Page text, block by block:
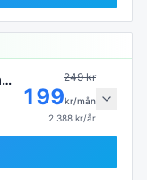
Sport - Med reklam (6 mån) 249kr
199kr/mån
2 388 kr/år